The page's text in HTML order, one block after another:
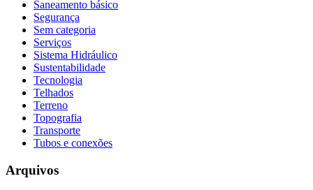
Saneamento básico
Segurança
Sem categoria
Serviços
Sistema Hidráulico
Sustentabilidade
Tecnologia
Telhados
Terreno
Topografia
Transporte
Tubos e conexões
Arquivos